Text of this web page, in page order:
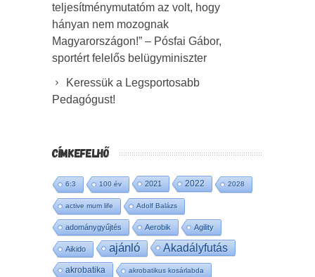
teljesítménymutatóm az volt, hogy
hányan nem mozognak
Magyarországon!” – Pósfai Gábor,
sportért felelős belügyminiszter
Keressük a Legsportosabb
Pedagógust!
CÍMKEFELHŐ
6:3 100 év 2021 2022 2028
active mum life Adolf Balázs
adománygyűjtés Aerobik Agility
Aikido ajánló Akadályfutás
akrobatika akrobatikus kosárlabda